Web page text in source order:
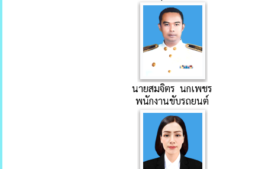
นายสมจิตร นกเพชร
พนักงานขับรถยนต์